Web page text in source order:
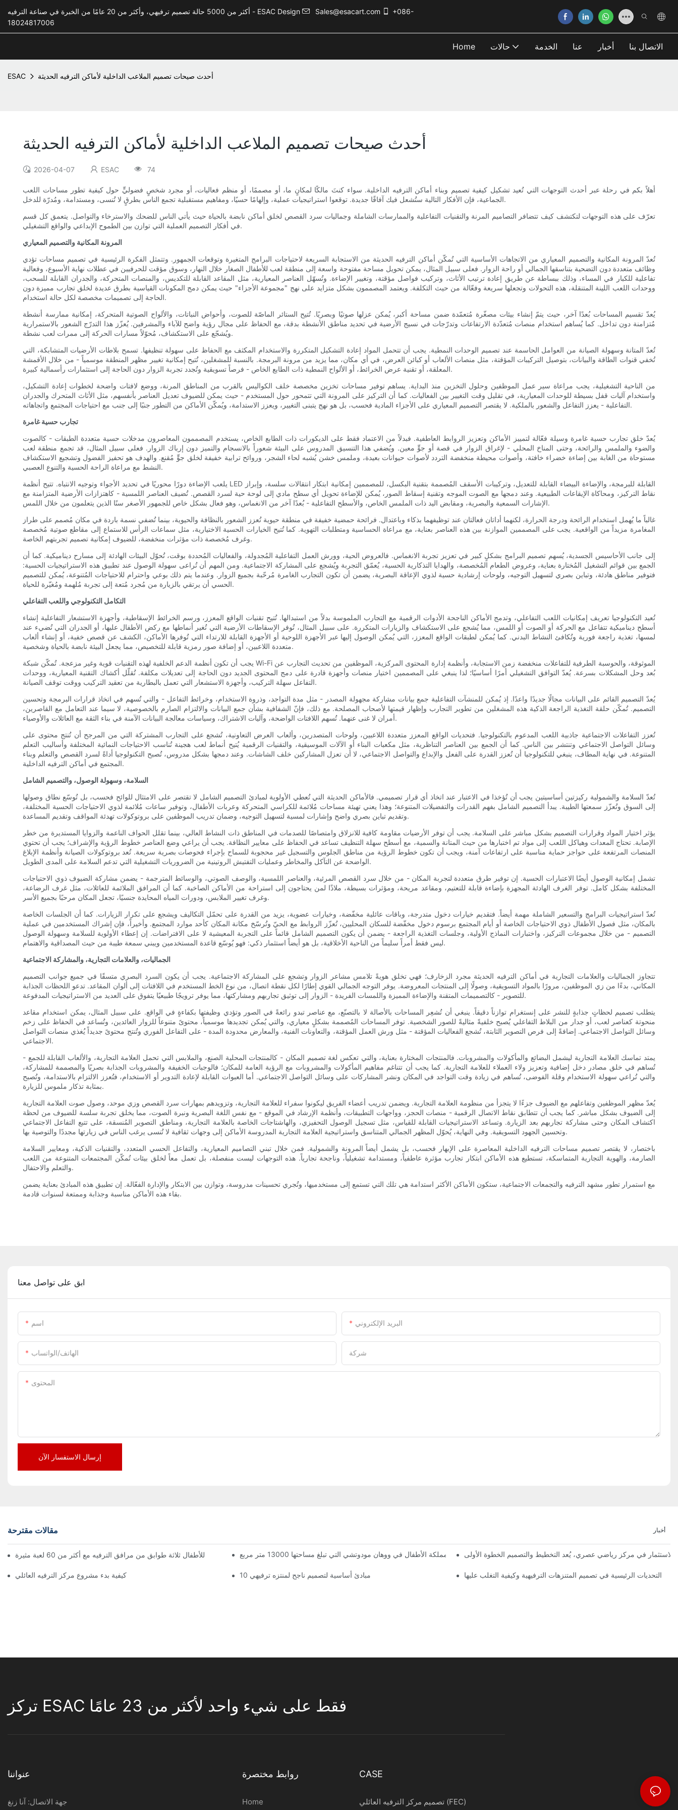
أكثر من 5000 حالة تصميم ترفيهي، وأكثر من 20 عامًا من الخبرة في صناعة الترفيه - ESAC Design Sales@esacart.com
+086-
18024817006
Home حالات الخدمة عنا أخبار الاتصال بنا
ESAC أحدث صيحات تصميم الملاعب الداخلية لأماكن الترفيه الحديثة
أحدث صيحات تصميم الملاعب الداخلية لأماكن الترفيه الحديثة
2026-04-07 ESAC 74
أهلاً بكم في رحلة عبر أحدث التوجهات التي تُعيد تشكيل كيفية تصميم وبناء أماكن الترفيه الداخلية. سواء كنتَ مالكًا لمكانٍ ما، أو مصممًا، أو منظم فعاليات، أو مجرد شخصٍ فضوليٍّ حول كيفية تطور مساحات اللعب
الجماعية، فإن الأفكار التالية ستُشعل فيك آفاقًا جديدة. توقعوا استراتيجيات عملية، وإلهامًا حسيًا، ومفاهيم مستقبلية تجمع الناس بطرقٍ لا تُنسى، ومستدامة، ومُدرّة للدخل.
تعرّف على هذه التوجهات لتكتشف كيف تتضافر التصاميم المرنة والتقنيات التفاعلية والممارسات الشاملة وجماليات سرد القصص لخلق أماكن نابضة بالحياة حيث يأتي الناس للضحك والاسترخاء والتواصل. يتعمق كل قسم
في أفكار التصميم العملية التي توازن بين الطموح الإبداعي والواقع التشغيلي.
المرونة المكانية والتصميم المعياري
تُعدّ المرونة المكانية والتصميم المعياري من الاتجاهات الأساسية التي تُمكّن أماكن الترفيه الحديثة من الاستجابة السريعة لاحتياجات البرامج المتغيرة وتوقعات الجمهور. وتتمثل الفكرة الرئيسية في تصميم مساحات تؤدي
وظائف متعددة دون التضحية بتناسقها الجمالي أو راحة الزوار. فعلى سبيل المثال، يمكن تحويل مساحة مفتوحة واسعة إلى منطقة لعب للأطفال الصغار خلال النهار، وسوق مؤقت للحرفيين في عطلات نهاية الأسبوع، وفعالية
تفاعلية للكبار في المساء، وذلك ببساطة عن طريق إعادة ترتيب الأثاث، وتركيب فواصل مؤقتة، وتغيير الإضاءة. وتُسهّل العناصر المعيارية، مثل المقاعد القابلة للتكديس، والمنصات المتحركة، والجدران القابلة للسحب،
ووحدات اللعب اللينة المتنقلة، هذه التحولات وتجعلها سريعة وفعّالة من حيث التكلفة. ويعتمد المصممون بشكل متزايد على نهج "مجموعة الأجزاء" حيث يمكن دمج المكونات القياسية بطرق عديدة لخلق تجارب مميزة دون
الحاجة إلى تصميمات مخصصة لكل حالة استخدام.
يُعدّ تقسيم المساحات بُعدًا آخر، حيث يتمّ إنشاء بيئات مصغّرة مُتعمّدة ضمن مساحة أكبر، يُمكن عزلها صوتيًا وبصريًا. تُتيح الستائر الماصّة للصوت، وأحواض النباتات، والألواح الصوتية المتحركة، إمكانية ممارسة أنشطة
مُتزامنة دون تداخل. كما يُساهم استخدام منصات مُتعدّدة الارتفاعات وتدرّجات في نسيج الأرضية في تحديد مناطق الأنشطة بدقة، مع الحفاظ على مجال رؤية واضح للآباء والمشرفين. يُعزّز هذا التدرّج الشعور بالاستمرارية
ويُشجّع على الاستكشاف، مُحوّلاً مسارات الحركة إلى ممرات لعب نشطة.
تُعدّ المتانة وسهولة الصيانة من العوامل الحاسمة عند تصميم الوحدات النمطية. يجب أن تتحمل المواد إعادة التشكيل المتكررة والاستخدام المكثف مع الحفاظ على سهولة تنظيفها. تسمح بلاطات الأرضيات المتشابكة، التي
تُخفي قنوات الطاقة والبيانات، بتوصيل التركيبات المؤقتة، مثل منصات الألعاب أو كبائن العرض، في أي مكان، مما يزيد من مرونة البرمجة. بالنسبة للمشغلين، تُتيح إمكانية تغيير مظهر المنطقة موسمياً - من خلال الأقمشة
المعلقة، أو تقنية عرض الخرائط، أو الألواح النمطية ذات الطابع الخاص - فرصاً تسويقية وتُجدد تجربة الزوار دون الحاجة إلى استثمارات رأسمالية كبيرة.
من الناحية التشغيلية، يجب مراعاة سير عمل الموظفين وحلول التخزين منذ البداية. يساهم توفير مساحات تخزين مخصصة خلف الكواليس بالقرب من المناطق المرنة، ووضع لافتات واضحة لخطوات إعادة التشكيل،
واستخدام آليات قفل بسيطة للوحدات المعيارية، في تقليل وقت التغيير بين الفعاليات. كما أن التركيز على المرونة التي تتمحور حول المستخدم - حيث يمكن للضيوف تعديل العناصر بأنفسهم، مثل الأثاث المتحرك والجدران
التفاعلية - يعزز التفاعل والشعور بالملكية. لا يقتصر التصميم المعياري على الأجزاء المادية فحسب، بل هو نهج يتبنى التغيير، ويعزز الاستدامة، ويُمكّن الأماكن من التطور جنبًا إلى جنب مع احتياجات المجتمع واتجاهاته.
تجارب حسية غامرة
يُعدّ خلق تجارب حسية غامرة وسيلة فعّالة لتمييز الأماكن وتعزيز الروابط العاطفية. فبدلاً من الاعتماد فقط على الديكورات ذات الطابع الخاص، يستخدم المصممون المعاصرون مدخلات حسية متعددة الطبقات - كالصوت
والضوء والملمس والرائحة، وحتى المناخ المحلي - لإغراق الزوار في قصة أو جوٍّ معين. ويُضفي هذا التنسيق المدروس على البيئة شعوراً بالانسجام والتميز دون إرباك الزوار. فعلى سبيل المثال، قد تجمع منطقة لعب
مستوحاة من الغابة بين إضاءة خضراء خافتة، وأصوات محيطة منخفضة التردد لأصوات حيوانات بعيدة، وملمس خشن يُشبه لحاء الشجر، وروائح ترابية خفيفة لخلق جوٍّ مُقنع. والهدف هو تحفيز الفضول وتشجيع الاستكشاف
النشط مع مراعاة الراحة الحسية والتنوع العصبي.
يلعب الإضاءة دورًا محوريًا في تحديد الأجواء وتوجيه الانتباه. تتيح أنظمة LED القابلة للبرمجة، والإضاءة البيضاء القابلة للتعديل، وتركيبات الأسقف المُصممة بتقنية البكسل، للمصممين إمكانية ابتكار انتقالات سلسة، وإبراز
نقاط التركيز، ومحاكاة الإيقاعات الطبيعية. وعند دمجها مع الصوت الموجه وتقنية إسقاط الصور، يُمكن للإضاءة تحويل أي سطح مادي إلى لوحة حية لسرد القصص. تُضيف العناصر اللمسية - كاهتزازات الأرضية المتزامنة مع
الإشارات السمعية والبصرية، ومقابض اليد ذات الملمس الخاص، والأسطح التفاعلية - بُعدًا آخر من الانغماس، وهو فعال بشكل خاص للجمهور الأصغر سنًا الذين يتعلمون من خلال اللمس.
غالباً ما يُهمل استخدام الرائحة ودرجة الحرارة، لكنهما أداتان فعالتان عند توظيفهما بذكاء وباعتدال. فرائحة حمضية خفيفة في منطقة حيوية تُعزز الشعور بالنظافة والحيوية، بينما تُضفي نسمة باردة في مكان مُصمم على طراز
المغامرة مزيداً من الواقعية. يجب على المصممين الموازنة بين هذه العناصر بعناية، مع مراعاة الحساسية ومتطلبات التهوية. كما تُتيح الخيارات الحسية الاختيارية، مثل سماعات الرأس للاستماع إلى مقاطع صوتية مُخصصة
وغرف مُخصصة ذات مؤثرات منخفضة، للضيوف إمكانية تصميم تجربتهم الخاصة.
إلى جانب الأحاسيس الجسدية، يُسهم تصميم البرامج بشكلٍ كبير في تعزيز تجربة الانغماس. فالعروض الحية، وورش العمل التفاعلية المُجدولة، والفعاليات المُحددة بوقت، تُحوّل البيئات الهادئة إلى مسارح ديناميكية. كما أن
الجمع بين قوائم التشغيل المُختارة بعناية، وعروض الطعام المُخصصة، والهدايا التذكارية الحسية، يُعمّق التجربة ويُشجع على المشاركة الاجتماعية. ومن المهم أن تُراعى سهولة الوصول عند تطبيق هذه الاستراتيجيات الحسية:
فتوفير مناطق هادئة، وتباين بصري لتسهيل التوجيه، ولوحات إرشادية حسية لذوي الإعاقة البصرية، يضمن أن تكون التجارب الغامرة مُرحّبة بجميع الزوار. وعندما يتم ذلك بوعي واحترام للاحتياجات المُتنوعة، يُمكن للتصميم
الحسي أن يرتقي بالزيارة من مُجرد مُتعة إلى تجربة مُلهمة ومُغيّرة للحياة.
التكامل التكنولوجي واللعب التفاعلي
تُعيد التكنولوجيا تعريف إمكانيات اللعب التفاعلي، وتدمج الأماكن الناجحة الأدوات الرقمية مع التجارب الملموسة بدلاً من استبدالها. تُتيح تقنيات الواقع المعزز، ورسم الخرائط الإسقاطية، وأجهزة الاستشعار التفاعلية إنشاء
أسطح ديناميكية تتفاعل مع الحركة أو الصوت أو اللمس، مما يُشجع على الاستكشاف والزيارات المتكررة. على سبيل المثال، تُوفر الإسقاطات الأرضية التي تُغير أنماطها مع ركض الأطفال عليها، أو الجدران التي تُضيء عند
لمسها، تغذية راجعة فورية وتُكافئ النشاط البدني. كما يُمكن لطبقات الواقع المعزز، التي يُمكن الوصول إليها عبر الأجهزة اللوحية أو الأجهزة القابلة للارتداء التي تُوفرها الأماكن، الكشف عن قصص خفية، أو إنشاء ألعاب
متعددة اللاعبين، أو إضافة صور رمزية قابلة للتخصيص، مما يجعل البيئة نابضة بالحياة وشخصية.
يجب أن تكون أنظمة الدعم الخلفية لهذه التقنيات قوية وغير مزعجة. تُمكّن شبكة Wi-Fi الموثوقة، والحوسبة الطرفية للتفاعلات منخفضة زمن الاستجابة، وأنظمة إدارة المحتوى المركزية، الموظفين من تحديث التجارب عن
بُعد وحل المشكلات بسرعة. يُعدّ التوافق التشغيلي أمرًا أساسيًا؛ لذا ينبغي على المصممين اختيار منصات وأجهزة قادرة على دمج المحتوى الجديد دون الحاجة إلى تعديلات مكلفة. تُقلّل أكشاك التقنية المعيارية، ووحدات
التفاعل سهلة التركيب، وأجهزة الاستشعار التي تعمل بالبطارية من تعقيد التركيب ووقت توقف الصيانة.
يُعدّ التصميم القائم على البيانات مجالًا جديدًا واعدًا. إذ يُمكن للمنشآت التفاعلية جمع بيانات مشاركة مجهولة المصدر - مثل مدة التواجد، وذروة الاستخدام، وخرائط التفاعل - والتي تُسهم في اتخاذ قرارات البرمجة وتحسين
التصميم. تُمكّن حلقة التغذية الراجعة الذكية هذه المشغلين من تطوير التجارب وإظهار قيمتها لأصحاب المصلحة. مع ذلك، فإنّ الشفافية بشأن جمع البيانات والالتزام الصارم بالخصوصية، لا سيما عند التعامل مع القاصرين،
أمران لا غنى عنهما. تُسهم اللافتات الواضحة، وآليات الاشتراك، وسياسات معالجة البيانات الآمنة في بناء الثقة مع العائلات والأوصياء.
تُعزز التفاعلات الاجتماعية جاذبية اللعب المدعوم بالتكنولوجيا. فتحديات الواقع المعزز متعددة اللاعبين، ولوحات المتصدرين، وألعاب العرض التعاونية، تُشجع على التجارب المشتركة التي من المرجح أن تُنتج محتوى على
وسائل التواصل الاجتماعي وتنتشر بين الناس. كما أن الجمع بين العناصر التناظرية، مثل مكعبات البناء أو الآلات الموسيقية، والتقنيات الرقمية يُتيح أنماط لعب هجينة تُناسب الاحتياجات النمائية المختلفة وأساليب التعلم
المتنوعة. في نهاية المطاف، ينبغي للتكنولوجيا أن تُعزز القدرة على الفعل والإبداع والتواصل الاجتماعي، لا أن تعزل المشاركين خلف الشاشات. وعند دمجها بشكل مدروس، تُصبح التكنولوجيا أداةً لسرد القصص والتعلم وبناء
المجتمع في أماكن الترفيه الداخلية.
السلامة، وسهولة الوصول، والتصميم الشامل
تُعدّ السلامة والشمولية ركيزتين أساسيتين يجب أن تُؤخذا في الاعتبار عند اتخاذ أي قرار تصميمي. فالأماكن الحديثة التي تُعطي الأولوية لمبادئ التصميم الشامل لا تقتصر على الامتثال للوائح فحسب، بل تُوسّع نطاق وصولها
إلى السوق وتُعزّز سمعتها الطيبة. يبدأ التصميم الشامل بفهم القدرات والتفضيلات المتنوعة؛ وهذا يعني تهيئة مساحات مُلائمة للكراسي المتحركة وعربات الأطفال، وتوفير ساعات مُلائمة لذوي الاحتياجات الحسية المختلفة،
وتقديم تباين بصري واضح وإشارات لمسية لتسهيل التوجيه، وضمان تدريب الموظفين على بروتوكولات تهدئة المواقف وتقديم المساعدة.
يؤثر اختيار المواد وقرارات التصميم بشكل مباشر على السلامة. يجب أن توفر الأرضيات مقاومة كافية للانزلاق وامتصاصًا للصدمات في المناطق ذات النشاط العالي، بينما تقلل الحواف الناعمة والزوايا المستديرة من خطر
الإصابة. تحتاج المعدات وهياكل اللعب إلى مواد تم اختبارها من حيث المتانة والسمية، مع أسطح سهلة التنظيف تساعد في الحفاظ على معايير النظافة. يجب أن يراعي وضع العناصر خطوط الرؤية والإشراف؛ يجب أن تحتوي
المنصات المرتفعة على حواجز حماية مناسبة على ارتفاعات آمنة، ويجب أن تكون خطوط الرؤية من مناطق الجلوس والتسجيل غير محجوبة للسماح بإجراء فحوصات بصرية سريعة. تُعد بروتوكولات الصيانة وأنظمة الإبلاغ
الواضحة عن التآكل والمخاطر وعمليات التفتيش الروتينية من الضروريات التشغيلية التي تدعم السلامة على المدى الطويل.
تشمل إمكانية الوصول أيضًا الاعتبارات الحسية. إن توفير طرق متعددة لتجربة المكان - من خلال سرد القصص المرئية، والعناصر اللمسية، والوصف الصوتي، والوسائط المترجمة - يضمن مشاركة الضيوف ذوي الاحتياجات
المختلفة بشكل كامل. توفر الغرف الهادئة المجهزة بإضاءة قابلة للتعتيم، ومقاعد مريحة، ومؤثرات بسيطة، ملاذًا لمن يحتاجون إلى استراحة من الأماكن الصاخبة. كما أن المرافق الملائمة للعائلات، مثل غرف الرضاعة،
وغرف تغيير الملابس، ودورات المياه المحايدة جنسيًا، تجعل المكان مرحبًا بجميع الأسر.
تُعدّ استراتيجيات البرامج والتسعير الشاملة مهمة أيضاً. فتقديم خيارات دخول متدرجة، وباقات عائلية مخفّضة، وخيارات عضوية، يزيد من القدرة على تحمّل التكاليف ويشجع على تكرار الزيارات. كما أن الجلسات الخاصة
بالمكان، مثل فصول الأطفال ذوي الاحتياجات الخاصة أو أيام المجتمع برسوم دخول مخفّضة للسكان المحليين، تُعزّز الروابط مع الحيّ وتُرسّخ مكانة المكان كأحد موارد المجتمع. وأخيراً، فإن إشراك المستخدمين في عملية
التصميم - من خلال مجموعات التركيز، واختبارات النماذج الأولية، وجلسات التغذية الراجعة - يضمن أن يكون التصميم الشامل قائماً على التجربة المعيشية لا على الافتراضات. إن إعطاء الأولوية للسلامة وسهولة الوصول
ليس فقط أمراً سليماً من الناحية الأخلاقية، بل هو أيضاً استثمار ذكي: فهو يُوسّع قاعدة المستخدمين ويبني سمعة طيبة من حيث المصداقية والاهتمام.
الجماليات، والعلامات التجارية، والمشاركة الاجتماعية
تتجاوز الجماليات والعلامات التجارية في أماكن الترفيه الحديثة مجرد الزخارف؛ فهي تخلق هويةً تلامس مشاعر الزوار وتشجع على المشاركة الاجتماعية. يجب أن يكون السرد البصري متسقًا في جميع جوانب التصميم
المكاني، بدءًا من زي الموظفين، مرورًا بالمواد التسويقية، وصولًا إلى المنتجات المعروضة. يوفر التوجه الجمالي القوي إطارًا لكل نقطة اتصال، من نوع الخط المستخدم في اللافتات إلى ألوان المقاعد. تدعو اللحظات الجذابة
للتصوير - كالتصميمات المتقنة والإضاءة المميزة واللمسات الفريدة - الزوار إلى توثيق تجاربهم ومشاركتها، مما يوفر ترويجًا طبيعيًا يتفوق على العديد من الاستراتيجيات المدفوعة.
يتطلب تصميم لحظاتٍ جذابةٍ للنشر على إنستغرام توازناً دقيقاً. ينبغي أن تُشعِر المساحات بالأصالة لا بالتصنّع، مع عناصر تبدو رائعةً في الصور وتؤدي وظيفتها بكفاءةٍ في الواقع. على سبيل المثال، يمكن استخدام مقاعد
منحوتة كعناصر لعب، أو جدار من البلاط التفاعلي يُصبح خلفيةً مثاليةً للصور الشخصية. توفر المساحات المُصممة بشكلٍ معياري، والتي يُمكن تجديدها موسمياً، محتوىً متنوعاً للزوار العائدين، وتُساعد في الحفاظ على زخم
وسائل التواصل الاجتماعي. إضافةً إلى فرص التصوير الثابتة، تُشجع الفعاليات المؤقتة - مثل ورش العمل المؤقتة، والتعاونات الفنية، والمعارض محدودة المدة - على التفاعل الفوري وتُنتج محتوىً جديداً يُغذي منصات التواصل
الاجتماعي.
يمتد تماسك العلامة التجارية ليشمل البضائع والمأكولات والمشروبات. فالمنتجات المختارة بعناية، والتي تعكس لغة تصميم المكان - كالمنتجات المحلية الصنع، والملابس التي تحمل العلامة التجارية، والألعاب القابلة للجمع -
تُساهم في خلق مصادر دخل إضافية وتعزيز ولاء العملاء للعلامة التجارية. كما يجب أن تتناغم مفاهيم المأكولات والمشروبات مع الرؤية العامة للمكان؛ فالوجبات الخفيفة والمشروبات الجذابة بصريًا والمصممة للمشاركة،
والتي تُراعي سهولة الاستخدام وقلة الفوضى، تُساهم في زيادة وقت التواجد في المكان ونشر المشاركات على وسائل التواصل الاجتماعي. أما العبوات القابلة لإعادة التدوير أو الاستخدام، فتُعزز الالتزام بالاستدامة، وتُصبح
بمثابة تذكار ملموس للزيارة.
يُعدّ مظهر الموظفين وتفاعلهم مع الضيوف جزءًا لا يتجزأ من منظومة العلامة التجارية. ويضمن تدريب أعضاء الفريق ليكونوا سفراء للعلامة التجارية، وتزويدهم بمهارات سرد القصص وزي موحد، وصول صوت العلامة التجارية
إلى الضيوف بشكل مباشر. كما يجب أن تتطابق نقاط الاتصال الرقمية - منصات الحجز، وواجهات التطبيقات، وأنظمة الإرشاد في الموقع - مع نفس اللغة البصرية ونبرة الصوت، مما يخلق تجربة سلسة للضيوف من لحظة
اكتشاف المكان وحتى مشاركة تجاربهم بعد الزيارة. وتساعد الاستراتيجيات القابلة للقياس، مثل تسجيل الوصول التحفيزي، والهاشتاجات الخاصة بالعلامة التجارية، ومناطق التصوير المُنسقة، على تتبع التفاعل الاجتماعي
وتحسين الجهود التسويقية. وفي النهاية، يُحوّل المظهر الجمالي المتناسق واستراتيجية العلامة التجارية المدروسة الأماكن إلى وجهات ثقافية لا تُنسى يرغب الناس في زيارتها مجددًا والتوصية بها.
باختصار، لا يقتصر تصميم مساحات الترفيه الداخلية المعاصرة على الإبهار فحسب، بل يشمل أيضاً المرونة والشمولية. فمن خلال تبني التصاميم المعيارية، والتفاعل الحسي المتعدد، والتقنيات الذكية، ومعايير السلامة
الصارمة، والهوية التجارية المتماسكة، تستطيع هذه الأماكن ابتكار تجارب مؤثرة عاطفياً، ومستدامة تشغيلياً، وناجحة تجارياً. هذه التوجهات ليست منفصلة، ​​بل تعمل معاً لخلق بيئات تُمكّن المجتمعات المتنوعة من اللعب
والتعلم والاحتفال.
مع استمرار تطور مشهد الترفيه والتجمعات الاجتماعية، ستكون الأماكن الأكثر استدامة هي تلك التي تستمع إلى مستخدميها، وتُجري تحسينات مدروسة، وتوازن بين الابتكار والإدارة الفعّالة. إن تطبيق هذه المبادئ بعناية يضمن
بقاء هذه الأماكن مناسبة وجذابة وممتعة لسنوات قادمة.
ابق على تواصل معنا
اسم البريد الإلكتروني
الهاتف/الواتساب شركة
المحتوى
إرسال الاستفسار الآن
مقالات مقترحة أخبار
لقد وصلت المملكة العملاقة السحرية! تضم مملكة ووهان مودوتشي للأطفال ثلاثة طوابق من مرافق الترفيه مع أكثر من 60 لعبة مثيرة.
إعلان رسمي | نظرة أولى على تصميم ومراحل بناء مملكة الأطفال في ووهان مودوتشي التي تبلغ مساحتها 13000 متر مربع
كيفية بدء مشروع مركز الترفيه العائلي 10 مبادئ أساسية لتصميم ناجح لمنتزه ترفيهي التحديات الرئيسية في تصميم المتنزهات الترفيهية وكيفية التغلب عليها
تركز ESAC فقط على شيء واحد لأكثر من 23 عامًا
عنواننا
جهة الاتصال: آنا زنغ
روابط مختصرة
Home
CASE
تصميم مركز الترفيه العائلي (FEC)